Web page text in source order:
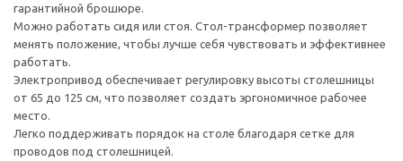
гарантийной брошюре.
Можно работать сидя или стоя. Стол-трансформер позволяет
менять положение, чтобы лучше себя чувствовать и эффективнее
работать.
Электропривод обеспечивает регулировку высоты столешницы
от 65 до 125 см, что позволяет создать эргономичное рабочее
место.
Легко поддерживать порядок на столе благодаря сетке для
проводов под столешницей.